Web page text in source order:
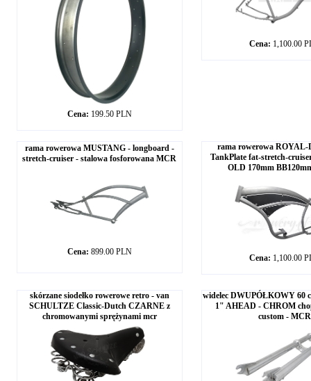
Cena: 199.50 PLN
Cena: 1,100.00
rama rowerowa MUSTANG - longboard -
stretch-cruiser - stalowa fosforowana MCR
Cena: 899.00 PLN
rama rowerowa ROYAL-
TankPlate fat-stretch-
OLD 170mm
Cena: 1,100.00
skórzane siodełko rowerowe retro - van
SCHULTZE Classic-Dutch CZARNE z
chromowanymi sprężynami mcr
widelec DWUPÓŁKOWY 60
1" AHEAD - CHROM
custom - MCR